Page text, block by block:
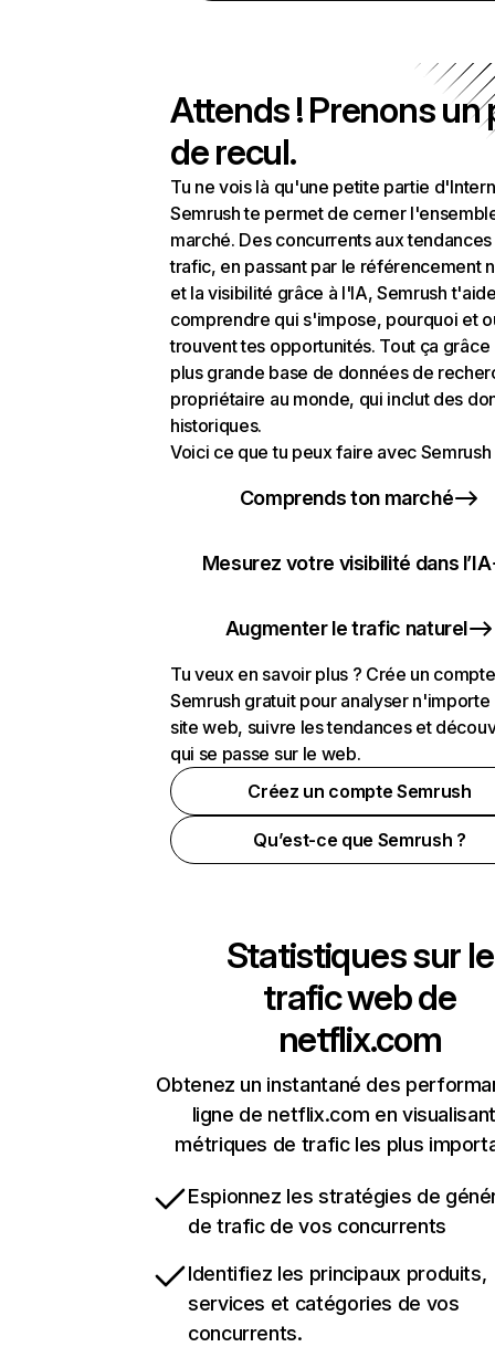
Attends ! Prenons un
de recul.
Tu ne vois là qu'une petite partie
Semrush te permet de cerner
marché. Des concurrents aux
trafic, en passant par le référencement
et la visibilité grâce à l'IA, Semrush
comprendre qui s'impose, pourquoi et
trouvent tes opportunités. Tout ça grâce
plus grande base de données de
propriétaire au monde, qui inclut des
historiques.
Voici ce que tu peux faire avec Semrush
Comprends ton marché
Mesurez votre visibilité dans l’IA
Augmenter le trafic naturel
Tu veux en savoir plus ? Crée un compte
Semrush gratuit pour analyser n'importe
site web, suivre les tendances et
qui se passe sur le web.
Créez un compte Semrush
Qu’est-ce que Semrush ?
Statistiques sur le
trafic web de
netflix.com
Obtenez un instantané des
ligne de netflix.com en
métriques de trafic les plus
Espionnez les stratégies de
de trafic de vos concurrents
Identifiez les principaux produits,
services et catégories de vos
concurrents.